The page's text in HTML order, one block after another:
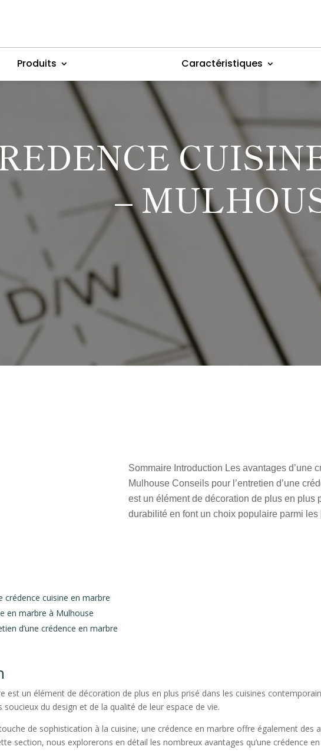
Produits Caractéristiques
–
Sommaire Introduction Les avantages d’une
Mulhouse Conseils pour l’entretien d’une
est un élément de décoration de plus en
durabilité en font un choix populaire parmi
crédence cuisine en marbre
en marbre à Mulhouse
d’une crédence en marbre
est un élément de décoration de plus en plus prisé dans les cuisines
du design et de la qualité de leur espace de vie.
de sophistication à la cuisine, une crédence en marbre offre également
section, nous explorerons en détail les nombreux avantages qu’une crédence